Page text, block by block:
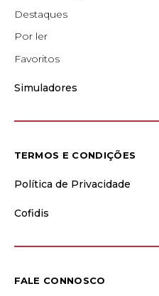
Destaques
Por ler
Favoritos
Simuladores
TERMOS E CONDIÇÕES
Política de Privacidade
Cofidis
FALE CONNOSCO